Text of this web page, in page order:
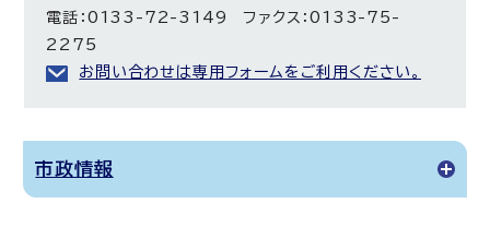
電話：0133-72-3149 ファクス：0133-75-
2275
お問い合わせは専用フォームをご利用ください。
市政情報